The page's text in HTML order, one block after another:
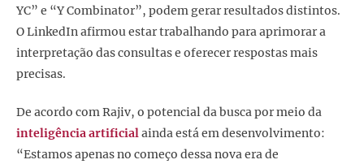
YC” e “Y Combinator”, podem gerar resultados distintos.
O LinkedIn afirmou estar trabalhando para aprimorar a
interpretação das consultas e oferecer respostas mais
precisas.
De acordo com Rajiv, o potencial da busca por meio da
inteligência artificialainda está em desenvolvimento:
“Estamos apenas no começo dessa nova era de